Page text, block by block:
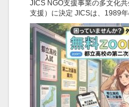
JICS NGO支援事業の多文化
支援）に決定 JICSは、1989
開発援助（ODA）のうち主に
に関する調達業務に携わって
以外にも有償資金協力（円借
や、国際機関や外国政府が行
務を実...
2026-03-13
ニュース